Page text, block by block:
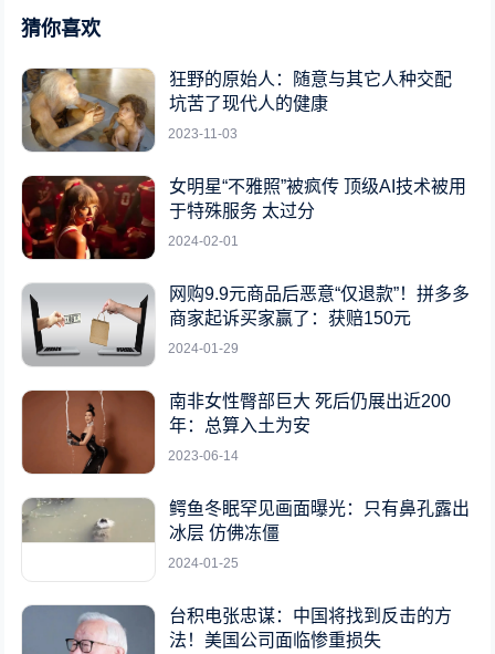
猜你喜欢
狂野的原始人：随意与其它人种交配
坑苦了现代人的健康
2023-11-03
女明星“不雅照”被疯传 顶级AI技术被用
于特殊服务 太过分
2024-02-01
网购9.9元商品后恶意“仅退款”！拼多多
商家起诉买家赢了：获赔150元
2024-01-29
南非女性臀部巨大 死后仍展出近200
年：总算入土为安
2023-06-14
鳄鱼冬眠罕见画面曝光：只有鼻孔露出
冰层 仿佛冻僵
2024-01-25
台积电张忠谋：中国将找到反击的方
法！美国公司面临惨重损失